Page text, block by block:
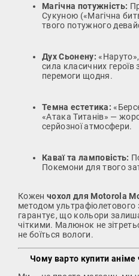
Магічна потужність:
Сукуною («Магічна
твого потужного
Дух Сьонену:
сила класичних
перемоги щодня.
Темна естетика:
«Атака Титанів» —
серйозної атмосфери.
Каваї та ламповість:
Покемони для твого
Кожен чохол для Motorola
методом
гарантує, що кольори
чіткими. Малюнок не
не боїться вологи.
Чому варто купити